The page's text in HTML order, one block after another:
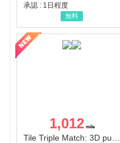
承認 : 1日程度
無料
1,012